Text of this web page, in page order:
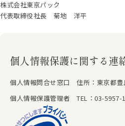
株式会社東京パック
代表取締役社長 菊地 洋平
個人情報保護に関する連
個人情報問合せ窓口 住所：東京都豊
個人情報保護管理者 TEL：03-5957-